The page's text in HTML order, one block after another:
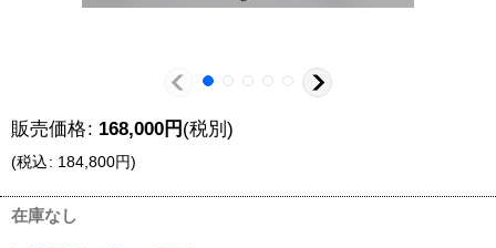
販売価格: 168,000円 (税別)
(税込: 184,800円)
在庫なし